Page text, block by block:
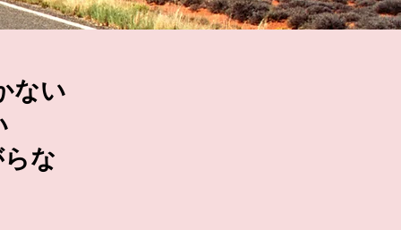
ない
な